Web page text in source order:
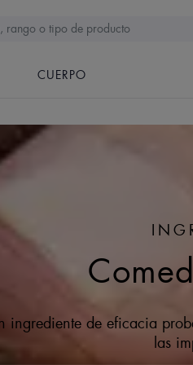
CUERPO
ingrediente de eficacia
las